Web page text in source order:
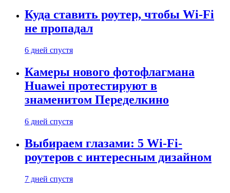
Куда ставить роутер, чтобы Wi-Fi
не пропадал
6 дней спустя
Камеры нового фотофлагмана
Huawei протестируют в
знаменитом Переделкино
6 дней спустя
Выбираем глазами: 5 Wi-Fi-
роутеров с интересным дизайном
7 дней спустя